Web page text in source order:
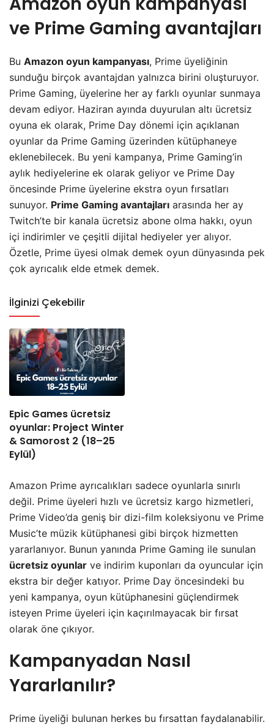
ve Prime Gaming avantajları
Bu Amazon oyun kampanyası, Prime üyeliğinin
sunduğu birçok avantajdan yalnızca birini oluşturuyor.
Prime Gaming, üyelerine her ay farklı oyunlar sunmaya
devam ediyor. Haziran ayında duyurulan altı ücretsiz
oyuna ek olarak, Prime Day dönemi için açıklanan
oyunlar da Prime Gaming üzerinden kütüphaneye
eklenebilecek. Bu yeni kampanya, Prime Gaming’in
aylık hediyelerine ek olarak geliyor ve Prime Day
öncesinde Prime üyelerine ekstra oyun fırsatları
sunuyor. Prime Gaming avantajları arasında her ay
Twitch’te bir kanala ücretsiz abone olma hakkı, oyun
içi indirimler ve çeşitli dijital hediyeler yer alıyor.
Özetle, Prime üyesi olmak demek oyun dünyasında pek
çok ayrıcalık elde etmek demek.
İlginizi Çekebilir
Epic Games ücretsiz
oyunlar: Project Winter
& Samorost 2 (18–25
Eylül)
Amazon Prime ayrıcalıkları sadece oyunlarla sınırlı
değil. Prime üyeleri hızlı ve ücretsiz kargo hizmetleri,
Prime Video’da geniş bir dizi-film koleksiyonu ve Prime
Music’te müzik kütüphanesi gibi birçok hizmetten
yararlanıyor. Bunun yanında Prime Gaming ile sunulan
ücretsiz oyunlar ve indirim kuponları da oyuncular için
ekstra bir değer katıyor. Prime Day öncesindeki bu
yeni kampanya, oyun kütüphanesini güçlendirmek
isteyen Prime üyeleri için kaçırılmayacak bir fırsat
olarak öne çıkıyor.
Kampanyadan Nasıl
Yararlanılır?
Prime üyeliği bulunan herkes bu fırsattan faydalanabilir.